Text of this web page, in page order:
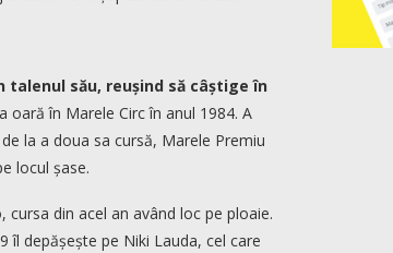
talenul său, reușind să câștige în
oară în Marele Circ în anul 1984. A
la a doua sa cursă, Marele Premiu
locul șase.
din acel an având loc pe ploaie.
îl depășește pe Niki Lauda, cel care